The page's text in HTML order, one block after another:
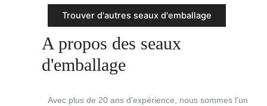
Trouver d'autres seaux d'emballage
A propos des seaux
d'emballage
Avec plus de 20 ans d'expérience, nous sommes l'un